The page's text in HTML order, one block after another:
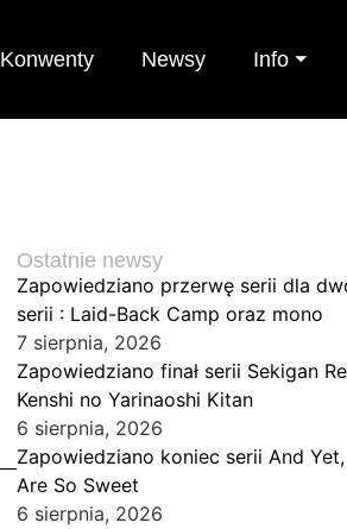
Konwenty Newsy Info ⏷
Ostatnie newsy
Zapowiedziano przerwę serii dla
serii : Laid-Back Camp oraz mono
7 sierpnia, 2026
Zapowiedziano finał serii Sekigan
Kenshi no Yarinaoshi Kitan
6 sierpnia, 2026
Zapowiedziano koniec serii And
Are So Sweet
6 sierpnia, 2026